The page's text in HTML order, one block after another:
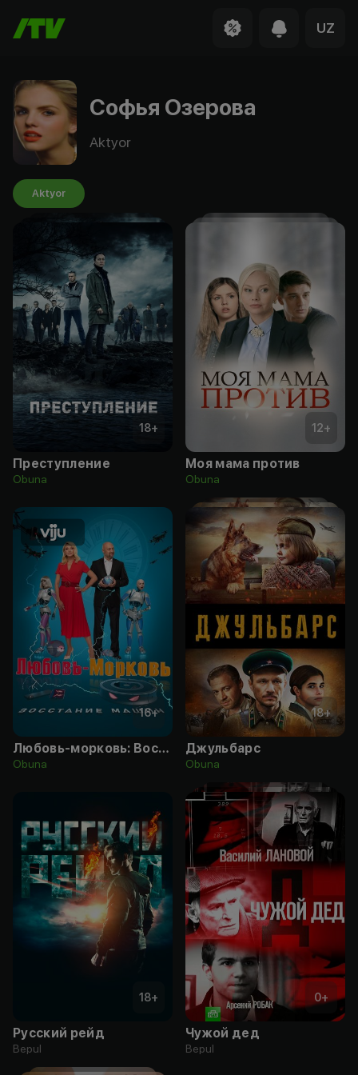
UZ
Софья Озерова
Aktyor
Aktyor
18+
Преступление
Obuna
12+
Моя мама против
Obuna
16+
Любовь-морковь: Восстание машин
Obuna
18+
Джульбарс
Obuna
18+
Русский рейд
Bepul
0+
Чужой дед
Bepul